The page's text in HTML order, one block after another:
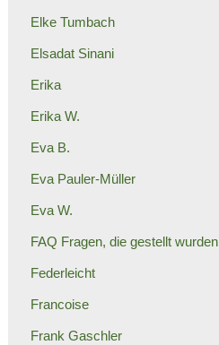
Elke Tumbach
Elsadat Sinani
Erika
Erika W.
Eva B.
Eva Pauler-Müller
Eva W.
FAQ Fragen, die gestellt wurden
Federleicht
Francoise
Frank Gaschler